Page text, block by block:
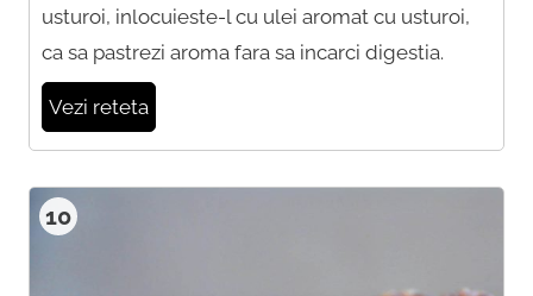
usturoi, inlocuieste-l cu ulei aromat cu usturoi,
ca sa pastrezi aroma fara sa incarci digestia.
Vezi reteta
10